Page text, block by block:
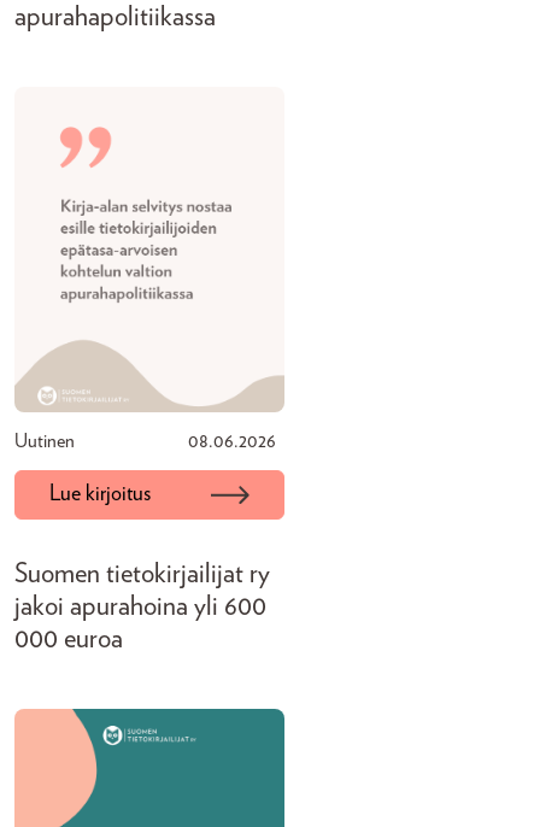
apurahapolitiikassa
Uutinen 08.06.2026
Lue kirjoitus
Suomen tietokirjailijat ry
jakoi apurahoina yli 600
000 euroa